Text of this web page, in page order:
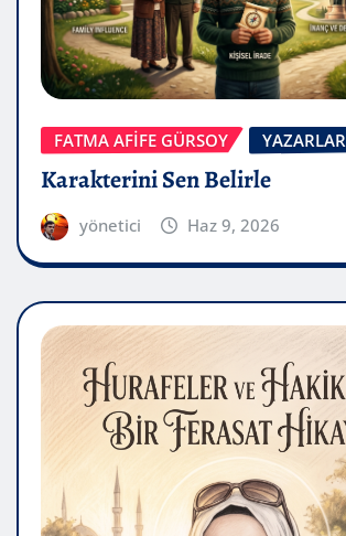
FATMA AFİFE GÜRSOY YAZARLAR
Karakterini Sen Belirle
yönetici Haz 9, 2026